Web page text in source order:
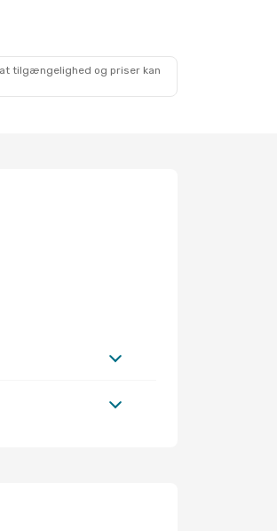
tilgængelighed og priser kan